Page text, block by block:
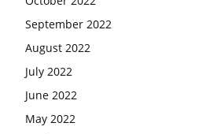
September 2022
August 2022
July 2022
June 2022
May 2022